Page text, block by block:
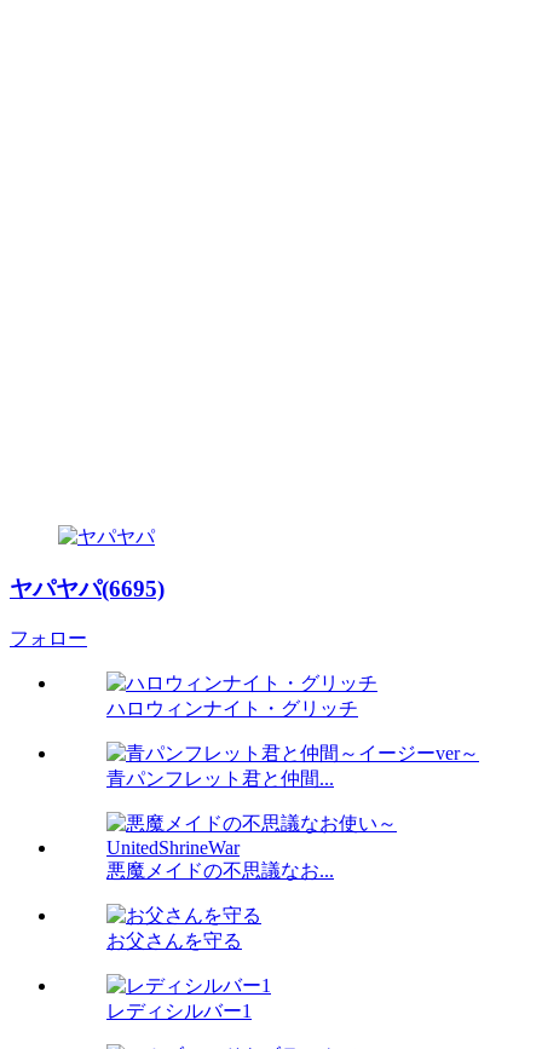
ヤパヤパ(6695)
フォロー
ハロウィンナイト・グリッチ
青パンフレット君と仲間...
悪魔メイドの不思議なお...
お父さんを守る
レディシルバー1